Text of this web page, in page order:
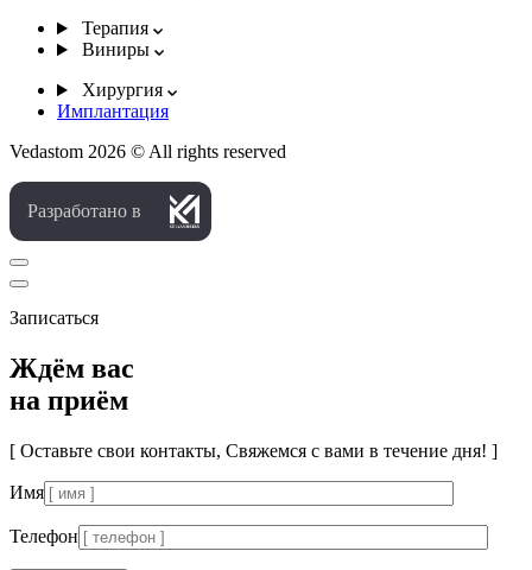
Терапия
Виниры
Хирургия
Имплантация
Vedastom 2026 © All rights reserved
Разработано в
Записаться
Ждём вас
на приём
[ Оставьте свои контакты, Свяжемся с вами в течение дня! ]
Имя
Телефон